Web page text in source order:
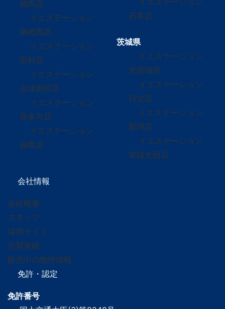
相馬店
イエステーション
南相馬店
イエステーション
田村店
イエステーション
会津若松店
イエステーション
喜多方店
イエステーション
福島店
石巻店
茨城県
イエステーション
北茨城店
イエステーション
日立店
イエステーション
那珂店
イエステーション
常陸太田店
会社情報
会社概要
スタッフ
採用サイト
売買実績
販売中の物件情報
免許・認定
免許番号